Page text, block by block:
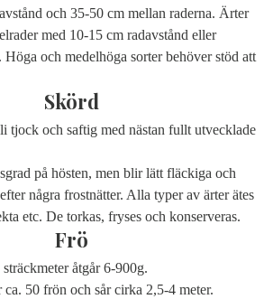
och 35-50 cm mellan raderna. Ärter
med 10-15 cm radavstånd eller
Höga och medelhöga sorter behöver stöd att
Skörd
tjock och saftig med nästan fullt utvecklade
på hösten, men blir lätt fläckiga och
några frostnätter. Alla typer av ärter ätes
etc. De torkas, fryses och konserveras.
Frö
åtgår 6-900g.
50 frön och sår cirka 2,5-4 meter.